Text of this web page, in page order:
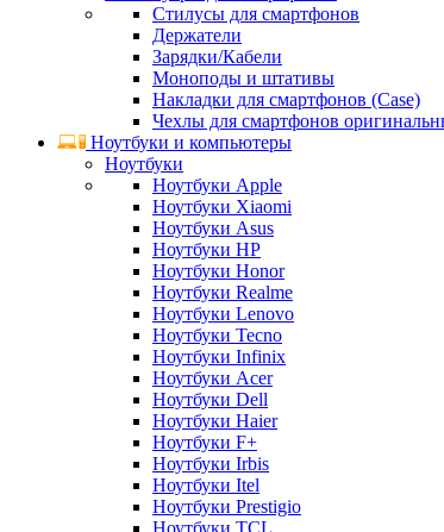
Стилусы для смартфонов
Держатели
Зарядки/Кабели
Моноподы и штативы
Накладки для смартфонов (Case)
Чехлы для смартфонов
Ноутбуки и компьютеры
Ноутбуки
Ноутбуки Apple
Ноутбуки Xiaomi
Ноутбуки Asus
Ноутбуки HP
Ноутбуки Honor
Ноутбуки Realme
Ноутбуки Lenovo
Ноутбуки Tecno
Ноутбуки Infinix
Ноутбуки Acer
Ноутбуки Dell
Ноутбуки Haier
Ноутбуки F+
Ноутбуки Irbis
Ноутбуки Itel
Ноутбуки Prestigio
Ноутбуки TCL